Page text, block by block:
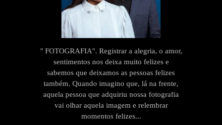
" FOTOGRAFIA". Registrar a alegria, o amor,
sentimentos nos deixa muito felizes e
sabemos que deixamos as pessoas felizes
também. Quando imagino que, lá na frente,
aquela pessoa que adquiriu nossa fotografia
vai olhar aquela imagem e relembrar
momentos felizes...